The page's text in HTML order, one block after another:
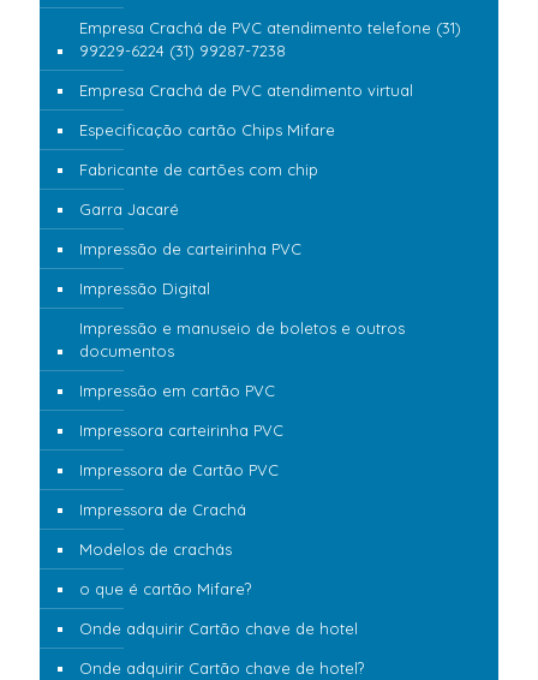
Empresa Crachá de PVC atendimento telefone (31)
99229-6224 (31) 99287-7238
Empresa Crachá de PVC atendimento virtual
Especificação cartão Chips Mifare
Fabricante de cartões com chip
Garra Jacaré
Impressão de carteirinha PVC
Impressão Digital
Impressão e manuseio de boletos e outros
documentos
Impressão em cartão PVC
Impressora carteirinha PVC
Impressora de Cartão PVC
Impressora de Crachá
Modelos de crachás
o que é cartão Mifare?
Onde adquirir Cartão chave de hotel
Onde adquirir Cartão chave de hotel?